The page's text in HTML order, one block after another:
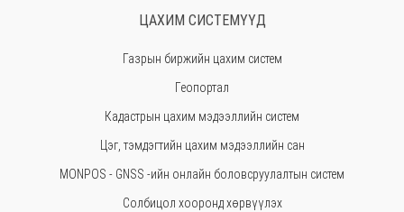
Өмнөговь
Увс
Өвөрхангай
Завхан
ЦАХИМ СИСТЕМҮҮД
Газрын биржийн цахим систем
Геопортал
Кадастрын цахим мэдээллийн систем
Цэг, тэмдэгтийн цахим мэдээллийн сан
MONPOS - GNSS -ийн онлайн боловсруулалтын систем
Солбицол хооронд хөрвүүлэх